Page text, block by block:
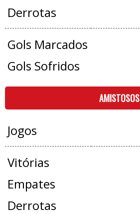
Derrotas
Gols Marcados
Gols Sofridos
AMISTOSOS
Jogos
Vitórias
Empates
Derrotas